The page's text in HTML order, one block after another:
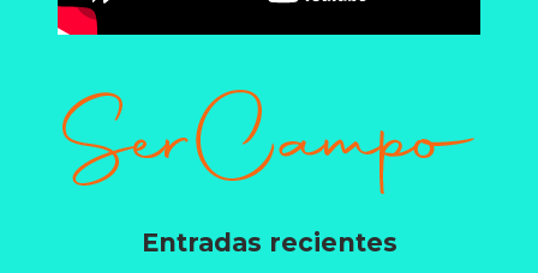
Entradas recientes